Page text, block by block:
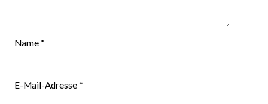
Name *
E-Mail-Adresse *